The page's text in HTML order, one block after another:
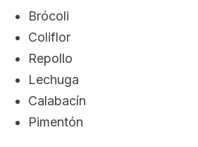
Brócoli
Coliflor
Repollo
Lechuga
Calabacín
Pimentón